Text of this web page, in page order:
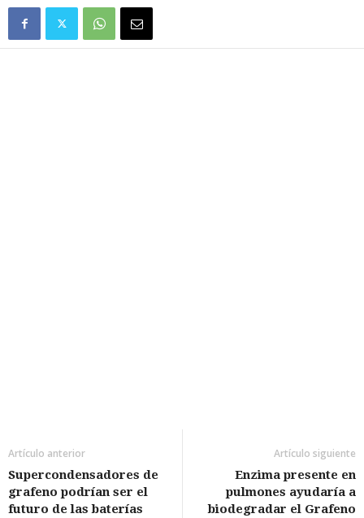
Artículo anterior
Supercondensadores de
grafeno podrían ser el
futuro de las baterías
Artículo siguiente
Enzima presente en
pulmones ayudaría a
biodegradar el Grafeno